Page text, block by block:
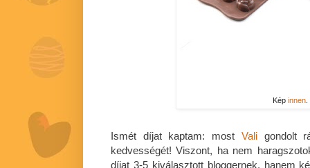
Képinnen.
Ismét díjat kaptam: most Valigondolt
kedvességét! Viszont, ha nem
díjat 3-5 kiválasztott bloggernek, hanem